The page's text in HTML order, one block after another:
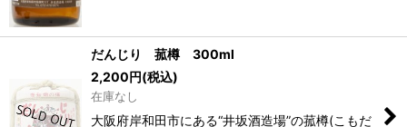
だんじり 菰樽 300ml
2,200円(税込)
在庫なし
大阪府岸和田市にある“井坂酒造場”の菰樽(こもだ